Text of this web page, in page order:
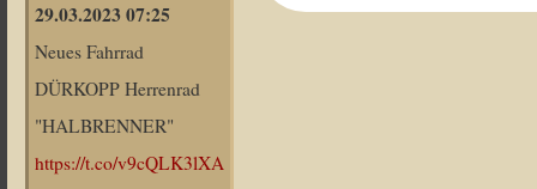
29.03.2023 07:25
Neues Fahrrad
DÜRKOPP Herrenrad
"HALBRENNER"
https://t.co/v9cQLK3lXA